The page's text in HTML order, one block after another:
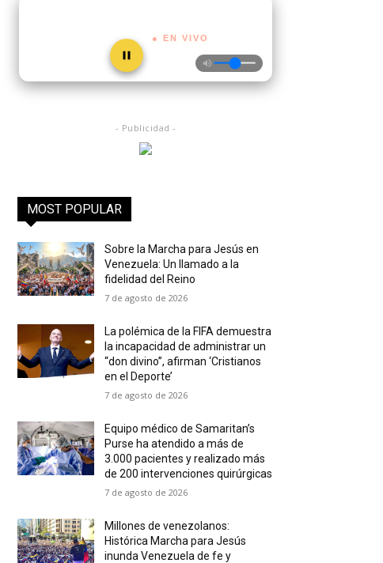
● EN VIVO
- Publicidad -
MOST POPULAR
Sobre la Marcha para Jesús en
Venezuela: Un llamado a la
fidelidad del Reino
7 de agosto de 2026
La polémica de la FIFA demuestra
la incapacidad de administrar un
“don divino”, afirman ‘Cristianos
en el Deporte’
7 de agosto de 2026
Equipo médico de Samaritan’s
Purse ha atendido a más de
3.000 pacientes y realizado más
de 200 intervenciones quirúrgicas
7 de agosto de 2026
Millones de venezolanos:
Histórica Marcha para Jesús
inunda Venezuela de fe y